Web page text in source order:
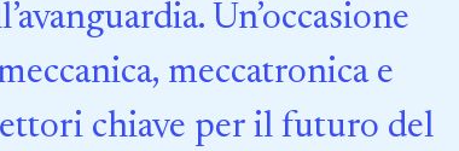
Un’occasione
meccatronica e
chiave per il futuro del